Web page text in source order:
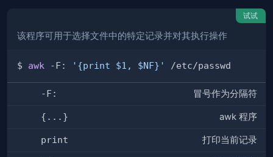
试试
该程序可用于选择文件中的特定记录并对其执行操作
$ awk -F: '{print $1, $NF}'
-F: 冒号作为分隔符
{...} awk 程序
print 打印当前记录